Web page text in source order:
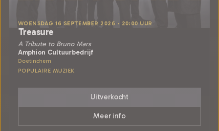
WOENSDAG 16 SEPTEMBER 2026 • 20:00 UUR
Treasure
A Tribute to Bruno Mars
Amphion Cultuurbedrijf
Doetinchem
POPULAIRE MUZIEK
Uitverkocht
Meer info